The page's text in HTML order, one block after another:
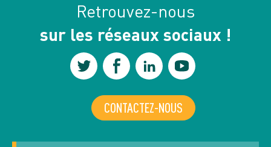
Retrouvez-nous
sur les réseaux sociaux !
CONTACTEZ-NOUS